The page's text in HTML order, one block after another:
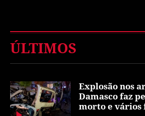
ÚLTIMOS
Explosão nos
Damasco faz
morto e vários